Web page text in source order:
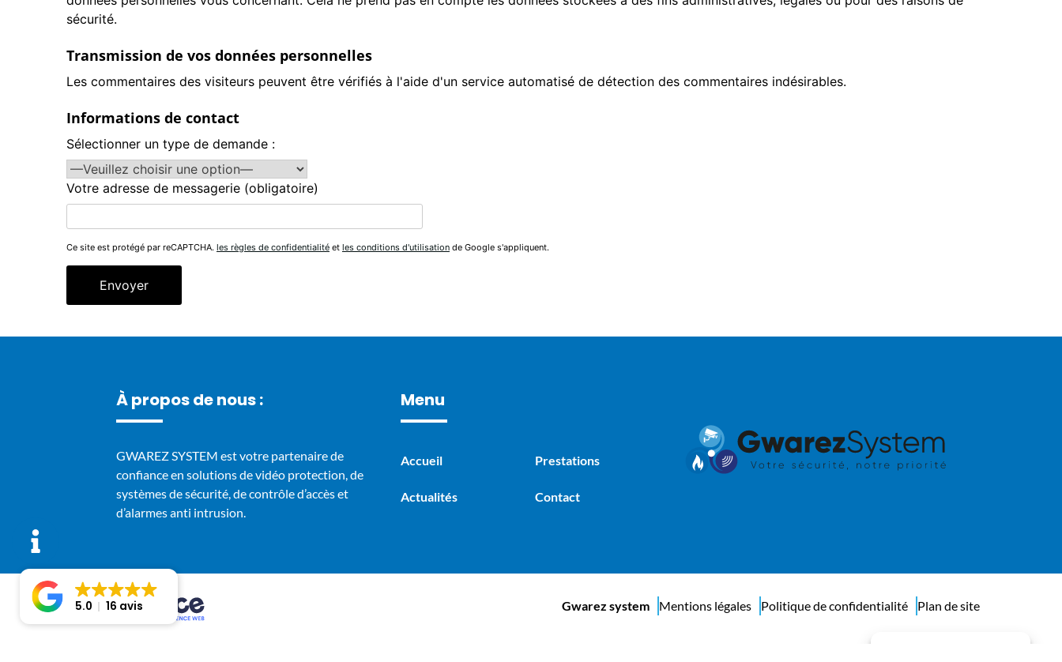
sécurité.
Transmission de vos données personnelles
Les commentaires des visiteurs peuvent être vérifiés à l'aide d'un service automatisé de détection des commentaires indésirables.
Informations de contact
Sélectionner un type de demande :
Votre adresse de messagerie (obligatoire)
Ce site est protégé par reCAPTCHA. les règles de confidentialité et les conditions d'utilisation de Google s'appliquent.
À propos de nous :
GWAREZ SYSTEM est votre partenaire de
confiance en solutions de vidéo protection, de
systèmes de sécurité, de contrôle d’accès et
d’alarmes anti intrusion.
Menu
Accueil Prestations
Actualités Contact
Gwarez system Mentions légales Politique de confidentialité Plan de site
5.0 16 avis